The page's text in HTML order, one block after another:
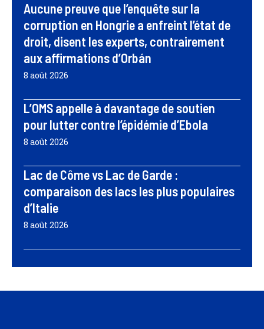
Aucune preuve que l’enquête sur la
corruption en Hongrie a enfreint l’état de
droit, disent les experts, contrairement
aux affirmations d’Orbán
8 août 2026
L’OMS appelle à davantage de soutien
pour lutter contre l’épidémie d’Ebola
8 août 2026
Lac de Côme vs Lac de Garde :
comparaison des lacs les plus populaires
d’Italie
8 août 2026